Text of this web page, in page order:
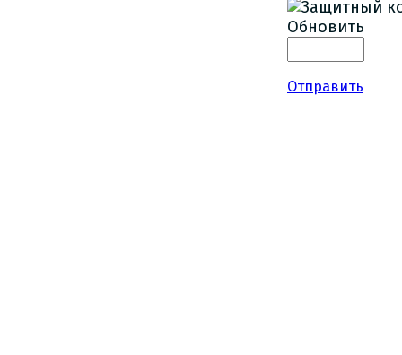
Обновить
Отправить